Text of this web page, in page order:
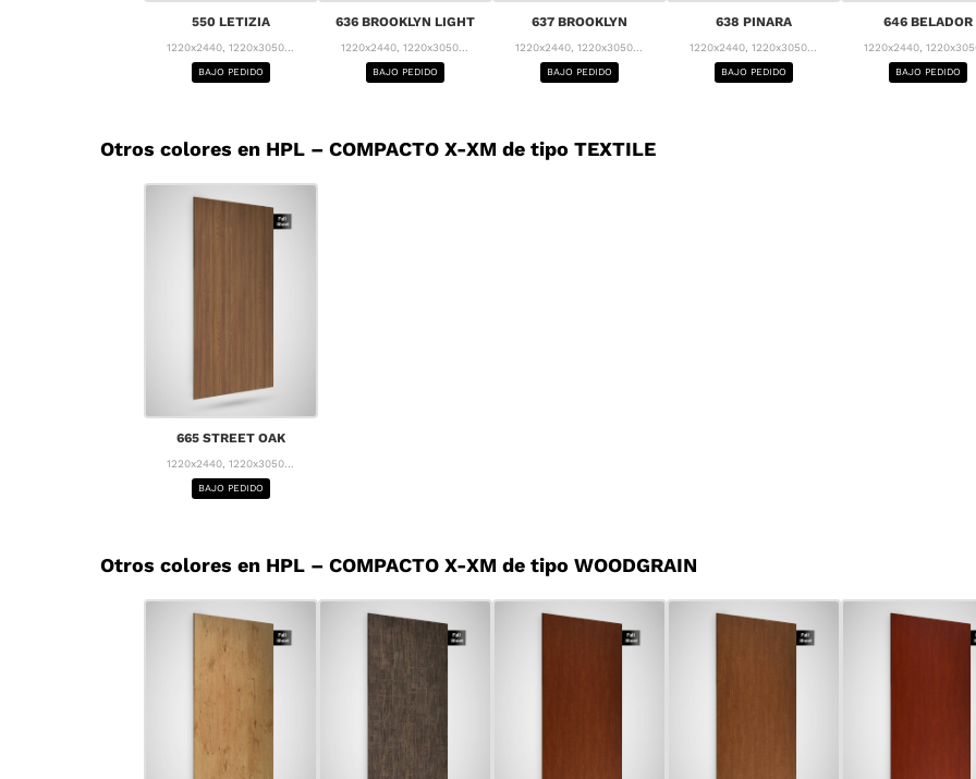
550 LETIZIA
1220x2440, 1220x3050...
BAJO PEDIDO
636 BROOKLYN LIGHT
1220x2440, 1220x3050...
BAJO PEDIDO
637 BROOKLYN
1220x2440, 1220x3050...
BAJO PEDIDO
638 PINARA
1220x2440, 1220x3050...
BAJO PEDIDO
646 BELADOR
1220x2440,
BAJO PEDIDO
Otros colores en HPL – COMPACTO X-XM de tipo TEXTILE
665 STREET OAK
1220x2440, 1220x3050...
BAJO PEDIDO
Otros colores en HPL – COMPACTO X-XM de tipo WOODGRAIN